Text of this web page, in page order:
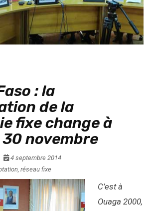
: la
de la
fixe change à
novembre
4 septembre 2014
, réseau fixe
C’est à
Ouaga 2000,